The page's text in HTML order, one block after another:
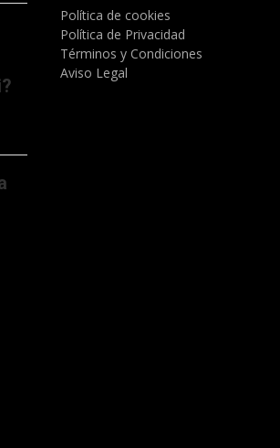
Política de cookies
Política de Privacidad
Términos y Condiciones
Aviso Legal